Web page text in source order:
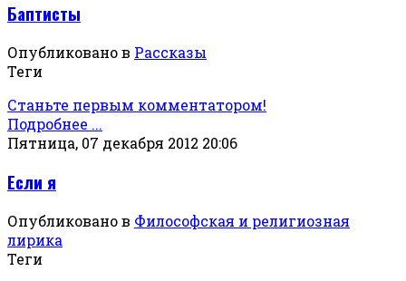
Баптисты
Опубликовано в Рассказы
Теги
Станьте первым комментатором!
Подробнее ...
Пятница, 07 декабря 2012 20:06
Если я
Опубликовано в Философская и религиозная
лирика
Теги